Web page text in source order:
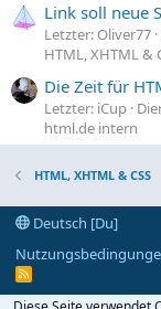
Link soll neue
Letzter: Oliver77
HTML, XHTML &
Die Zeit für
Letzter: iCup
html.de intern
HTML, XHTML & CSS
Deutsch [Du]
R
S
S